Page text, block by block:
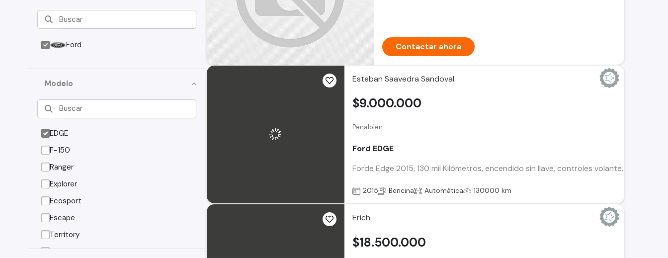
Ford
Modelo
EDGE
F-150
Ranger
Explorer
Ecosport
Escape
Territory
Fiesta
Contactar ahora
Esteban Saavedra Sandoval
Peñalolén
Ford EDGE
Forde Edge 2015, 130 mil Kilómetros, encendido sin llave, controles volante, cierre
$9.000.000
2015 Bencina Automática 130000 km
Erich
$18.500.000